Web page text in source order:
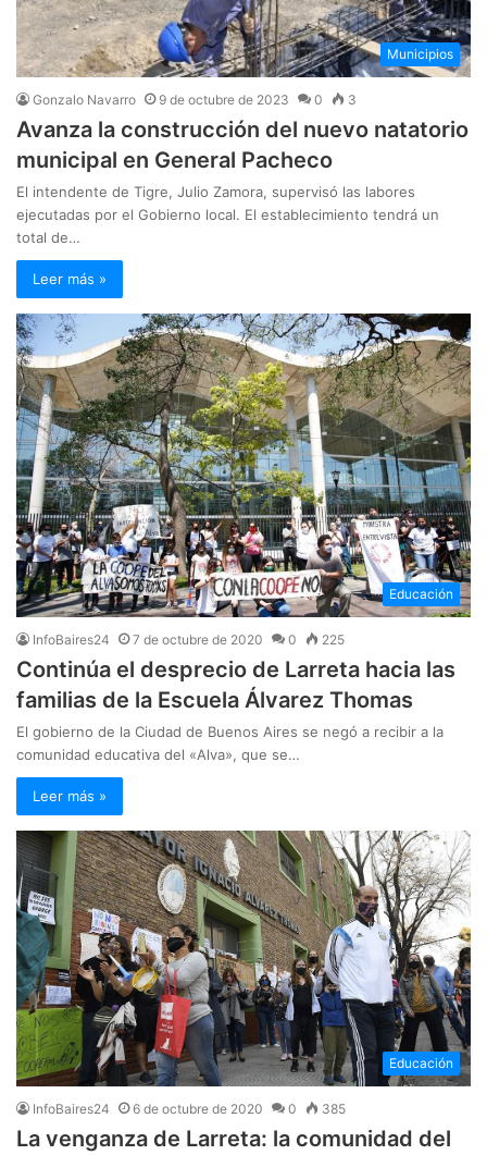
Municipios
Gonzalo Navarro 9 de octubre de 2023 0 3
Avanza la construcción del nuevo natatorio
municipal en General Pacheco
El intendente de Tigre, Julio Zamora, supervisó las labores
ejecutadas por el Gobierno local. El establecimiento tendrá un
total de…
Leer más »
Educación
InfoBaires24 7 de octubre de 2020 0 225
Continúa el desprecio de Larreta hacia las
familias de la Escuela Álvarez Thomas
El gobierno de la Ciudad de Buenos Aires se negó a recibir a la
comunidad educativa del «Alva», que se…
Leer más »
Educación
InfoBaires24 6 de octubre de 2020 0 385
La venganza de Larreta: la comunidad del